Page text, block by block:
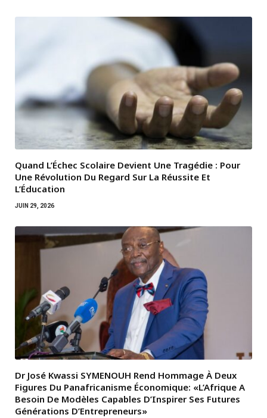
Quand L’Échec Scolaire Devient Une Tragédie : Pour
Une Révolution Du Regard Sur La Réussite Et
L’Éducation
JUIN 29, 2026
Dr José Kwassi SYMENOUH Rend Hommage À Deux
Figures Du Panafricanisme Économique: «L’Afrique A
Besoin De Modèles Capables D’Inspirer Ses Futures
Générations D’Entrepreneurs»